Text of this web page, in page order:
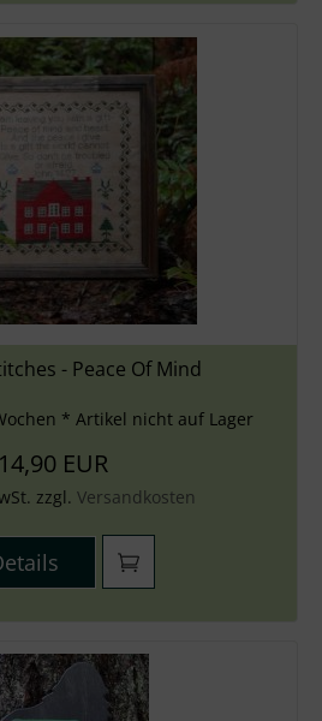
- Peace Of Mind
* Artikel nicht auf Lager
14,90 EUR
zzgl. Versandkosten